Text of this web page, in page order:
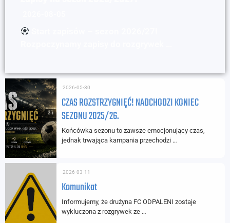
CZAS ROZSTRZYGNIĘĆ! NADCHODZI KONIEC
SEZONU 2025/26.
2026-05-30
Końcówka sezonu to zawsze emocjonujący czas,
jednak trwająca kampania przechodzi …
Komunikat
2026-03-11
Informujemy, że drużyna FC ODPALENI zostaje
wykluczona z rozgrywek ze …